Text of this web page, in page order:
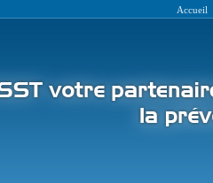
Accueil